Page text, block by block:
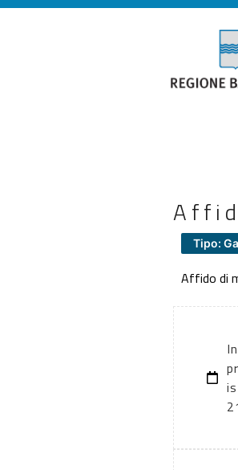
Tipo:
Affido di